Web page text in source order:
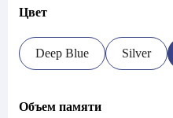
Цвет
Deep Blue Silver
Объем памяти